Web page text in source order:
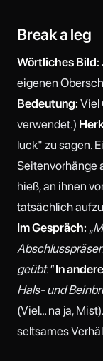
Break a leg
Wörtliches Bild:
eigenen
Bedeutung: Viel
verwendet.)
luck" zu sagen.
Seitenvorhänge
hieß, an ihnen
tatsächlich
Im Gespräch:
geübt." In
Hals- und
(Viel… na ja,
seltsames